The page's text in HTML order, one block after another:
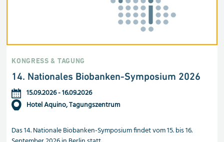
KONGRESS & TAGUNG
14. Nationales Biobanken-Sym­po­sium 2026
15.09.2026-16.09.2026
Hotel Aquino, Tagungszentrum
Das 14. Nationale Biobanken-Symposium findet vom 15. bis 16.